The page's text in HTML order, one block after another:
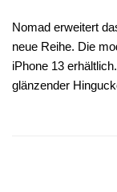
Nomad erweitert
neue Reihe. Die
iPhone 13
glänzender